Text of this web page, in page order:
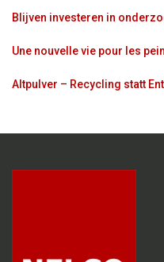
Blijven investeren in
Une nouvelle vie pour les
Altpulver – Recycling statt